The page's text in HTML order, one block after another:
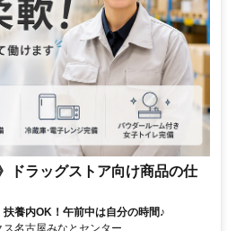
ドラッグストア向け商品の仕
扶養内OK！午前中は自分の時間♪
名古屋みなとセンター